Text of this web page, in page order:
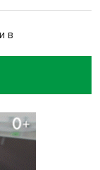
в
начали строить
инцидента